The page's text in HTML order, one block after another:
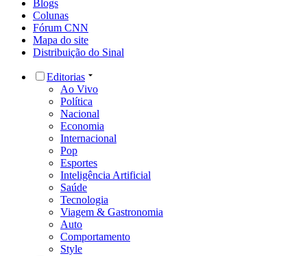
Blogs
Colunas
Fórum CNN
Mapa do site
Distribuição do Sinal
Editorias
Ao Vivo
Política
Nacional
Economia
Internacional
Pop
Esportes
Inteligência Artificial
Saúde
Tecnologia
Viagem & Gastronomia
Auto
Comportamento
Style